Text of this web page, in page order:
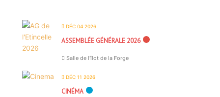
DÉC 04 2026
ASSEMBLÉE GÉNÉRALE 2026
Salle de l'îlot de la Forge
DÉC 11 2026
CINÉMA